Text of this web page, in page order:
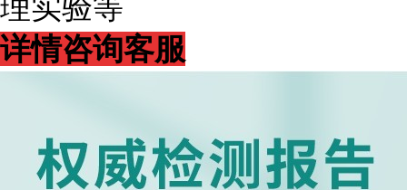
理实验等
详情咨询客服